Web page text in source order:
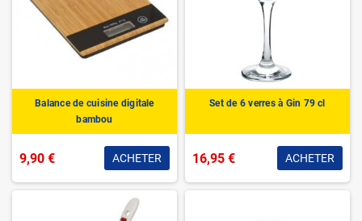
Balance de cuisine digitale
bambou
9,90 € ACHETER
Set de 6 verres à Gin 79 cl
16,95 € ACHETER